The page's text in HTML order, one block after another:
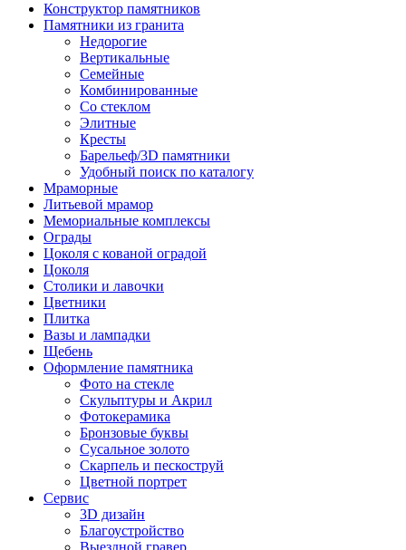
Конструктор памятников
Памятники из гранита
Недорогие
Вертикальные
Семейные
Комбинированные
Со стеклом
Элитные
Кресты
Барельеф/3D памятники
Удобный поиск по каталогу
Мраморные
Литьевой мрамор
Мемориальные комплексы
Ограды
Цоколя с кованой оградой
Цоколя
Столики и лавочки
Цветники
Плитка
Вазы и лампадки
Щебень
Оформление памятника
Фото на стекле
Скульптуры и Акрил
Фотокерамика
Бронзовые буквы
Сусальное золото
Скарпель и пескоструй
Цветной портрет
Сервис
3D дизайн
Благоустройство